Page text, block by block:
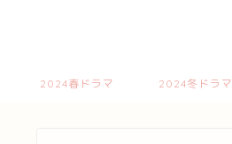
2024春ドラマ 2024冬ドラマ